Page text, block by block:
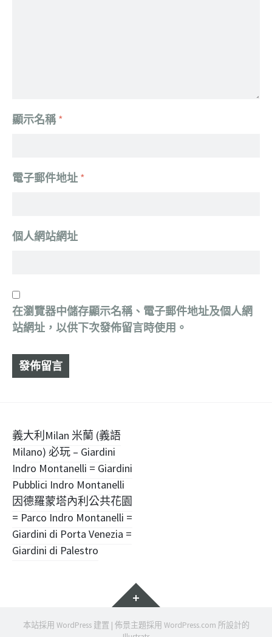
顯示名稱*
電子郵件地址 *
個人網站網址
在瀏覽器中儲存顯示名稱、電子郵件地址及個人網
站網址，以供下次發佈留言時使用。
文
章
導
覽
義大利Milan 米蘭 (義語
Milano) 必玩 – Giardini
Indro Montanelli = Giardini
Pubblici Indro Montanelli
因德羅蒙塔內利公共花園
= Parco Indro Montanelli =
Giardini di Porta Venezia =
Giardini di Palestro
小
工
具
本站採用 WordPress 建置 | 佈景主題採用 WordPress.com 所設計的